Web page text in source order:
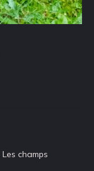
Les champs